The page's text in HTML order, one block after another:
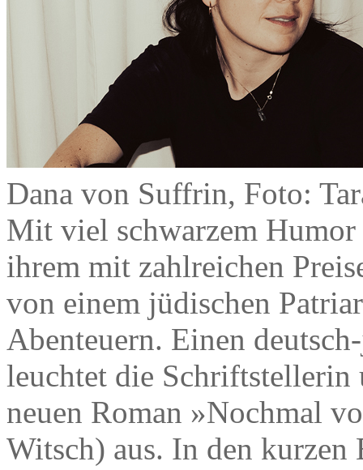
Dana von Suffrin, Foto:
Mit viel schwarzem
ihrem mit zahlreichen
von einem jüdischen
Abenteuern. Einen
leuchtet die
neuen Roman »Nochmal
Witsch) aus. In den kurzen